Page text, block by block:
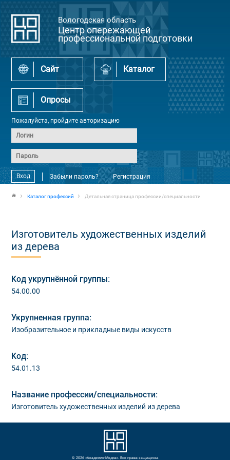
Вологодская область
Центр опережающей
профессиональной подготовки
Сайт Каталог
Опросы
Пожалуйста, пройдите авторизацию
Вход Забыли пароль? Регистрация
Каталог профессий Детальная страница профессии/специальности
Изготовитель художественных изделий
из дерева
Код укрупнённой группы:
54.00.00
Укрупненная группа:
Изобразительное и прикладные виды искусств
Код:
54.01.13
Название профессии/специальности:
Изготовитель художественных изделий из дерева
© 2026 «Академия-Медиа». Все права защищены.